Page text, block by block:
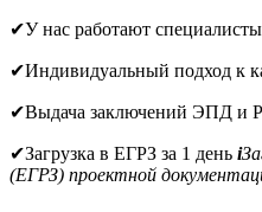
✔У нас работают
✔Индивидуальный подход к
✔Выдача заключений ЭПД и
✔Загрузка в ЕГРЗ за 1 день i
(ЕГРЗ) проектной